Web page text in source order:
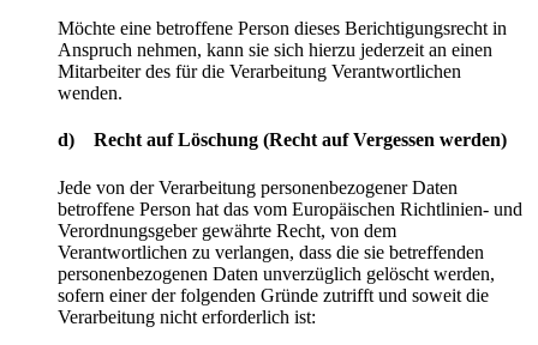
Möchte eine betroffene Person dieses Berichtigungsrecht in
Anspruch nehmen, kann sie sich hierzu jederzeit an einen
Mitarbeiter des für die Verarbeitung Verantwortlichen
wenden.
d) Recht auf Löschung (Recht auf Vergessen werden)
Jede von der Verarbeitung personenbezogener Daten
betroffene Person hat das vom Europäischen Richtlinien- und
Verordnungsgeber gewährte Recht, von dem
Verantwortlichen zu verlangen, dass die sie betreffenden
personenbezogenen Daten unverzüglich gelöscht werden,
sofern einer der folgenden Gründe zutrifft und soweit die
Verarbeitung nicht erforderlich ist: